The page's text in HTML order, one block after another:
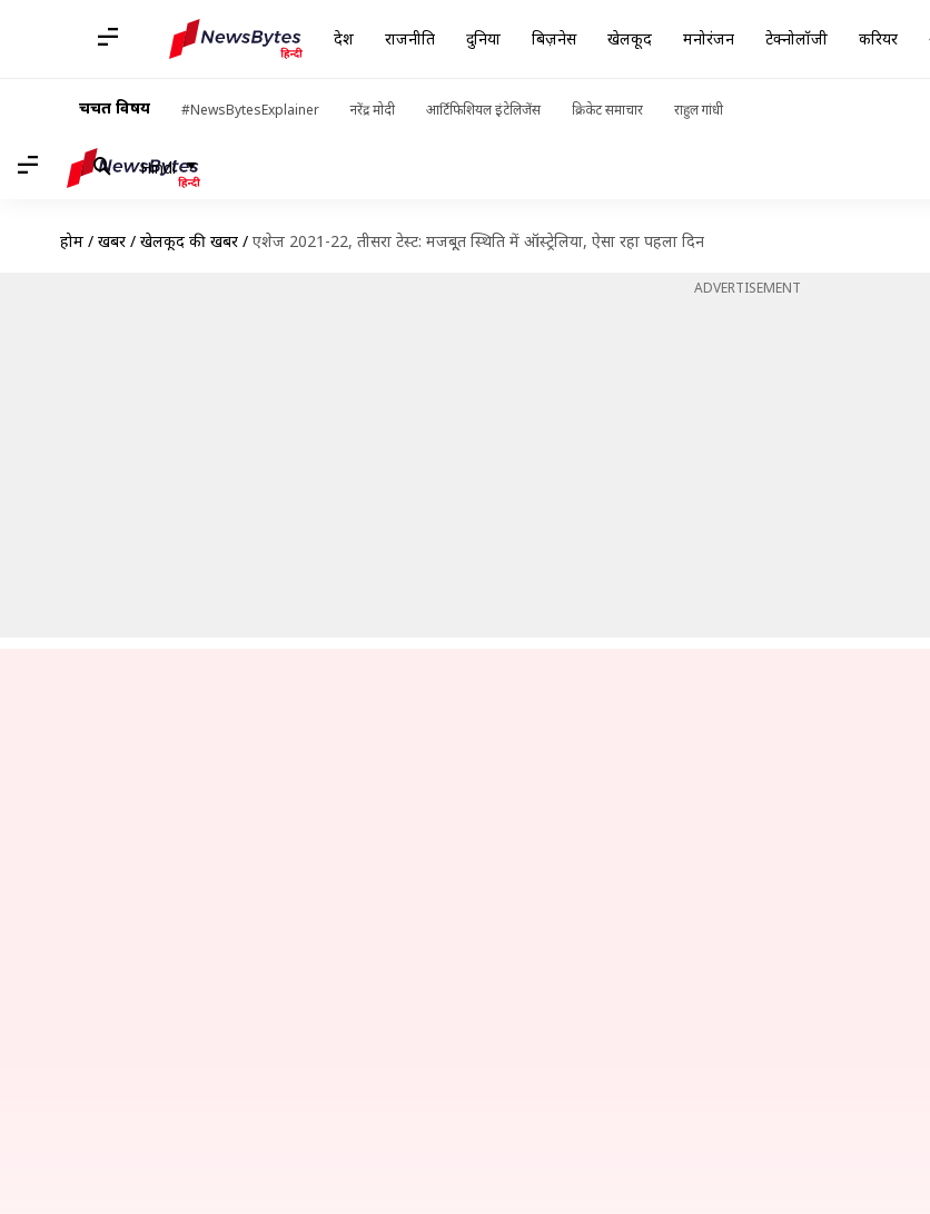
देश राजनीति दुनिया बिज़नेस खेलकूद मनोरंजन टेक्नोलॉजी करियर
चर्चित विषय #NewsBytesExplainer नरेंद्र मोदी आर्टिफिशियल इंटेलिजेंस क्रिकेट समाचार राहुल गांधी
Hindi
होम / खबरें / खेलकूद की खबरें / एशेज 2021-22, तीसरा टेस्ट: मजबूूत स्थिति में ऑस्ट्रेलिया, ऐसा रहा पहला दिन
ADVERTISEMENT